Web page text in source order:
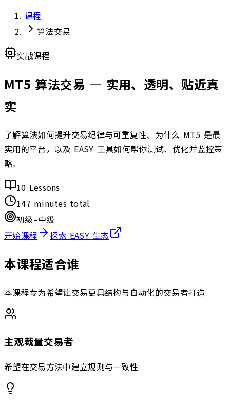
课程
算法交易
实战课程
MT5 算法交易 — 实用、透明、贴近真
实
了解算法如何提升交易纪律与可重复性、为什么 MT5 是最
实用的平台，以及 EASY 工具如何帮你测试、优化并监控策
略。
10 Lessons
147 minutes total
初级–中级
开始课程
探索 EASY 生态
本课程适合谁
本课程专为希望让交易更具结构与自动化的交易者打造
主观裁量交易者
希望在交易方法中建立规则与一致性